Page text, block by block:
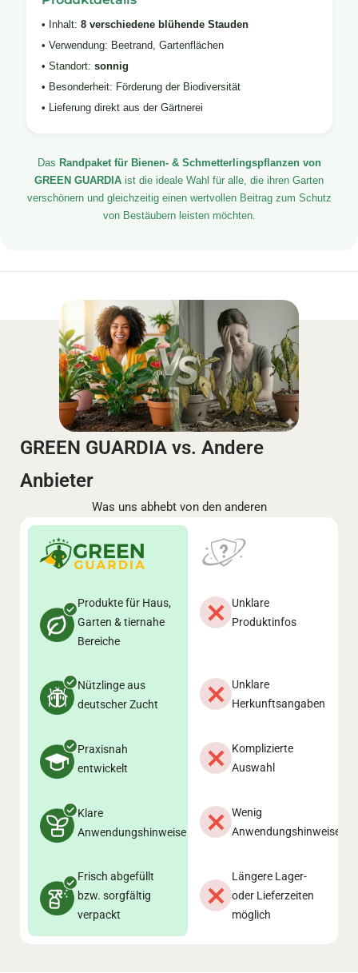
• Inhalt: 8 verschiedene blühende Stauden
• Verwendung: Beetrand, Gartenflächen
• Standort: sonnig
• Besonderheit: Förderung der Biodiversität
• Lieferung direkt aus der Gärtnerei
Das Randpaket für Bienen- & Schmetterlingspflanzen von
GREEN GUARDIA ist die ideale Wahl für alle, die ihren Garten
verschönern und gleichzeitig einen wertvollen Beitrag zum Schutz
von Bestäubern leisten möchten.
GREEN GUARDIA vs. Andere
Anbieter
Was uns abhebt von den anderen
Produkte für Haus,
Garten & tiernahe
Bereiche
Unklare
Produktinfos
Nützlinge aus
deutscher Zucht
Unklare
Herkunftsangaben
Praxisnah
entwickelt
Komplizierte
Auswahl
Klare
Anwendungshinweise
Wenig
Anwendungshinweise
Frisch abgefüllt
bzw. sorgfältig
verpackt
Längere Lager-
oder Lieferzeiten
möglich